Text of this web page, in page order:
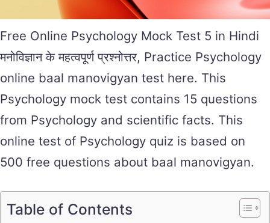
Free Online Psychology Mock Test 5 in Hindi
मनोविज्ञान के महत्वपूर्ण प्रश्नोत्तर, Practice Psychology
online baal manovigyan test here. This
Psychology mock test contains 15 questions
from Psychology and scientific facts. This
online test of Psychology quiz is based on
500 free questions about baal manovigyan.
Table of Contents